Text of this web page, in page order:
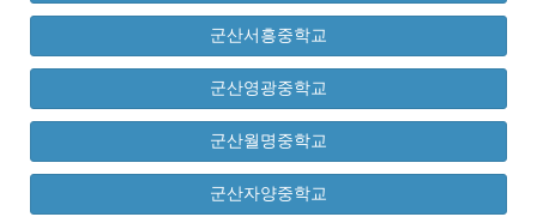
군산서흥중학교
군산영광중학교
군산월명중학교
군산자양중학교